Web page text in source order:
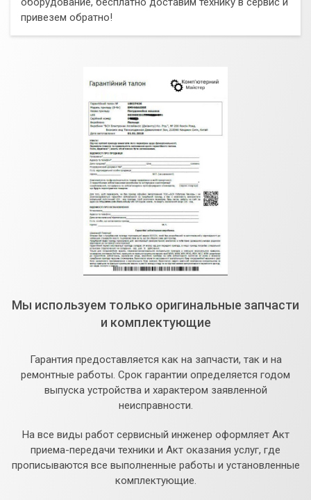
привезем обратно!
Мы используем только оригинальные запчасти
и комплектующие
Гарантия предоставляется как на запчасти, так и на
ремонтные работы. Срок гарантии определяется годом
выпуска устройства и характером заявленной
неисправности.
На все виды работ сервисный инженер оформляет Акт
приема-передачи техники и Акт оказания услуг, где
прописываются все выполненные работы и установленные
комплектующие.